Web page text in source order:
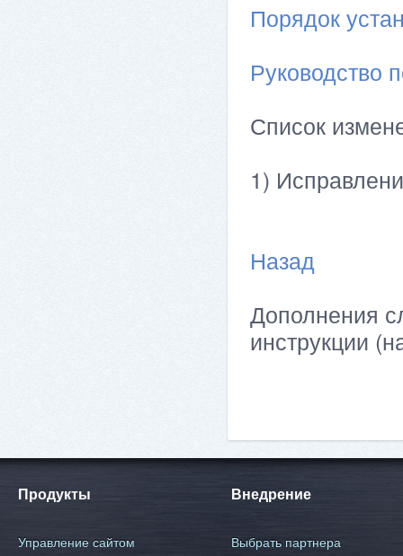
Порядок
Руководство
Список
1)
Назад
Дополнения
инструкции
Продукты
Управление сайтом
Внедрение
Выбрать партнера